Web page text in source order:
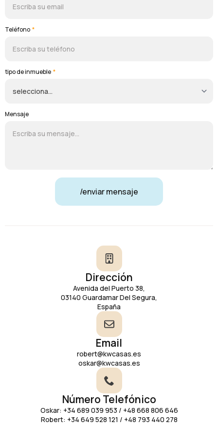
Teléfono *
tipo de inmueble *
Mensaje
/enviar mensaje
Dirección
Avenida del Puerto 38,
03140 Guardamar Del Segura,
España
Email
robert@kwcasas.es
oskar@kwcasas.es
Número Telefónico
Oskar: +34 689 039 953 / +48 668 806 646
Robert: +34 649 528 121 / +48 793 440 278